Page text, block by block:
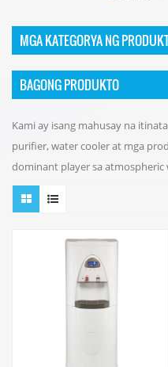
MGA KATEGORYA NG
BAGONG PRODUKTO
Kami ay isang mahusay na
purifier, water cooler at mga
dominant player sa atmospheric